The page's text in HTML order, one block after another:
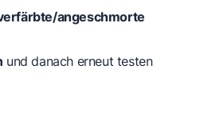
angeschmorte
und danach erneut testen